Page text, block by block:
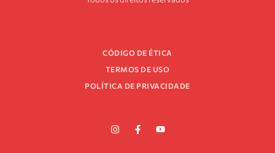
CÓDIGO DE ÉTICA
TERMOS DE USO
POLÍTICA DE PRIVACIDADE